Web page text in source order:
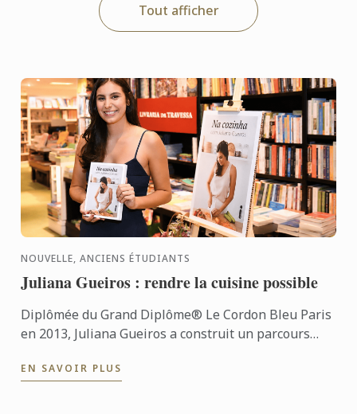
Tout afficher
NOUVELLE, ANCIENS ÉTUDIANTS
Juliana Gueiros : rendre la cuisine possible
Diplômée du Grand Diplôme® Le Cordon Bleu Paris
en 2013, Juliana Gueiros a construit un parcours
Après ...
EN SAVOIR PLUS